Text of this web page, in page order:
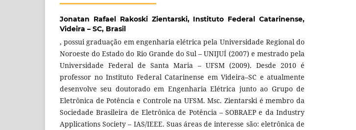
Jonatan Rafael Rakoski Zientarski, Instituto Federal Catarinense,
Videira – SC, Brasil
, possui graduação em engenharia elétrica pela Universidade Regional do
Noroeste do Estado do Rio Grande do Sul – UNIJUÍ (2007) e mestrado pela
Universidade Federal de Santa Maria – UFSM (2009). Desde 2010 é
professor no Instituto Federal Catarinense em Videira–SC e atualmente
desenvolve seu doutorado em Engenharia Elétrica junto ao Grupo de
Eletrônica de Potência e Controle na UFSM. Msc. Zientarski é membro da
Sociedade Brasileira de Eletrônica de Potência – SOBRAEP e da Industry
Applications Society – IAS/IEEE. Suas áreas de interesse são: eletrônica de